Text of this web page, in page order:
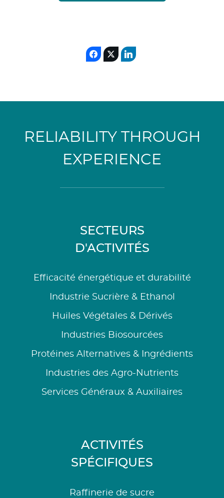
RELIABILITY THROUGH
EXPERIENCE
SECTEURS
D'ACTIVITÉS
Efficacité énergétique et durabilité
Industrie Sucrière & Ethanol
Huiles Végétales & Dérivés
Industries Biosourcées
Protéines Alternatives & Ingrédients
Industries des Agro-Nutrients
Services Généraux & Auxiliaires
ACTIVITÉS
SPÉCIFIQUES
Raffinerie de sucre